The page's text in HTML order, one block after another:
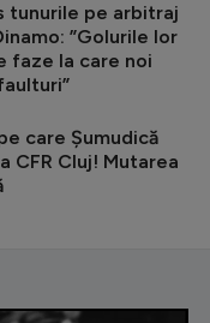
tunurile pe arbitraj
”Golurile lor
faze la care noi
care Șumudică
CFR Cluj! Mutarea